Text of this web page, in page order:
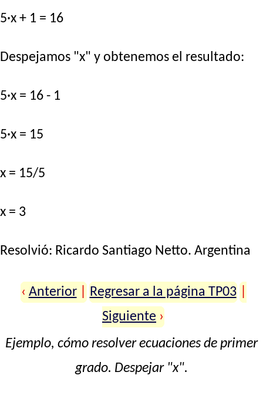
5·x + 1 = 16
Despejamos "x" y obtenemos el resultado:
5·x = 16 - 1
5·x = 15
x = 15/5
x = 3
Resolvió: Ricardo Santiago Netto. Argentina
‹ Anterior Regresar a la página TP03
Siguiente ›
Ejemplo, cómo resolver ecuaciones de primer
grado. Despejar "x".